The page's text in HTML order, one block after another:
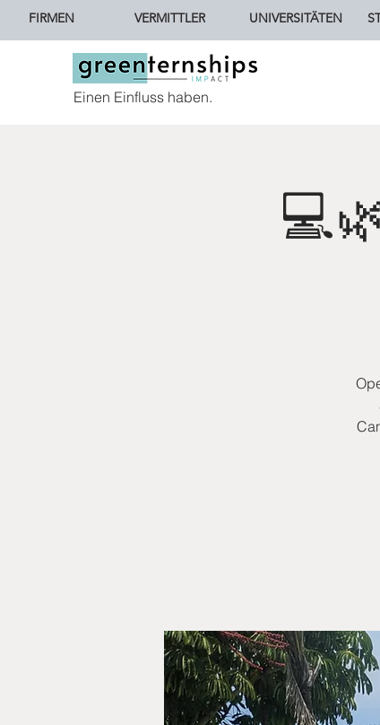
FIRMEN VERMITTLER UNIVERSITÄTEN
Einen Einfluss haben.